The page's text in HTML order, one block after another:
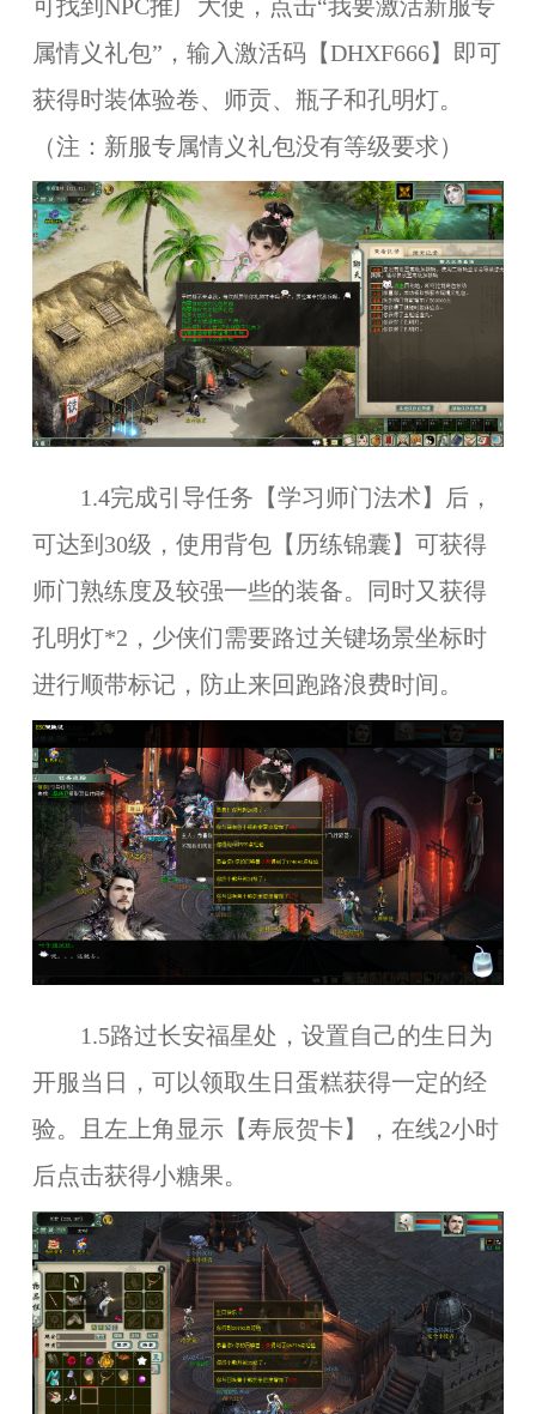
可找到NPC推广大使，点击“我要激活新服专
属情义礼包”，输入激活码【DHXF666】即可
获得时装体验卷、师贡、瓶子和孔明灯。
（注：新服专属情义礼包没有等级要求）
1.4完成引导任务【学习师门法术】后，
可达到30级，使用背包【历练锦囊】可获得
师门熟练度及较强一些的装备。同时又获得
孔明灯*2，少侠们需要路过关键场景坐标时
进行顺带标记，防止来回跑路浪费时间。
1.5路过长安福星处，设置自己的生日为
开服当日，可以领取生日蛋糕获得一定的经
验。且左上角显示【寿辰贺卡】，在线2小时
后点击获得小糖果。